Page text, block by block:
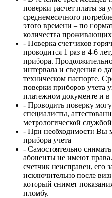
поверки расчет платы за
среднемесячного
этого времени – по
количества
- Поверка счетчиков
проводится 1 раз в 4-6
прибора.
интервала и сведения о
техническом паспорте.
поверки приборов учета
платежном документе и в
- Проводить поверку
специалисты,
метрологической
- При необходимости Вы
прибора учета
- Самостоятельно
абоненты не имеют
счетчик неисправен, его
исключительно после
который снимет
пломбу.